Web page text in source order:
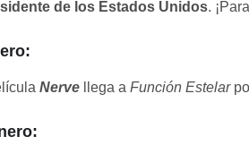
de los Estados Unidos.
Nerve llega a Función Estelar